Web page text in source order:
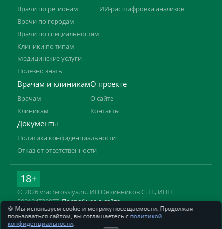
Врачи по регионам
Врачи по городам
Врачи по специальностям
Клиники по типам
Медицинские услуги
Полезно знать
ИИ-расшифровка анализов
Врачам и клиникам
Врачам
Клиникам
О проекте
О сайте
Контакты
Документы
Политика конфиденциальности
Отказ от ответственности
18+
© 2026 vrach-rossiya.ru. ИП Овчинников С. Н., ИНН
592104728977.Подробнее о сайте
Информация на сайте не заменяет приём врача. Имеются
противопоказания, необходима консультация специалиста.
🍪 Мы используем cookie и метрику посещаемости. Продолжая
пользоваться сайтом, вы соглашаетесь с политикой
конфиденциальности.